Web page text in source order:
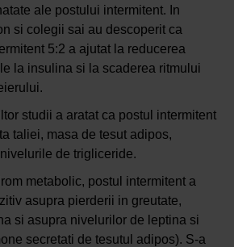
ale postului intermitent. In
si colegii sai au descoperit ca
5:2 a ajutat la reducerea
la insulina si la scaderea ritmului
studii a aratat ca postul intermitent
taliei, masa de tesut adipos,
de trigliceride.
metabolic, postul intermitent a
asupra pierderii in greutate,
si asupra nivelurilor de leptina si
secretati de tesutul adipos). S-a